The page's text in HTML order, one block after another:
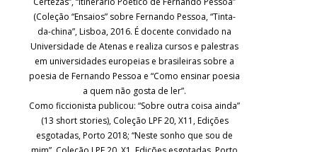
(Coleção “Ensaios” sobre Fernando Pessoa, “Tinta-
da-china”, Lisboa, 2016. É docente convidado na
Universidade de Atenas e realiza cursos e palestras
em universidades europeias e brasileiras sobre a
poesia de Fernando Pessoa e “Como ensinar poesia
a quem não gosta de ler”.
Como ficcionista publicou: “Sobre outra coisa ainda”
(13 short stories), Coleção LPF 20, X11, Edições
esgotadas, Porto 2018; “Neste sonho que sou de